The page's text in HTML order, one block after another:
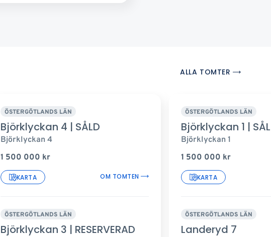
ALLA TOMTER
ÖSTERGÖTLANDS LÄN
Björklyckan 4 | SÅLD
Björklyckan 4
1 500 000 kr
KARTA OM TOMTEN
ÖSTERGÖTLANDS LÄN
Björklyckan 3 | RESERVERAD
ÖSTERGÖTLANDS LÄN
Björklyckan 1 |
Björklyckan 1
1 500 000 kr
KARTA
ÖSTERGÖTLANDS LÄN
Landeryd 7